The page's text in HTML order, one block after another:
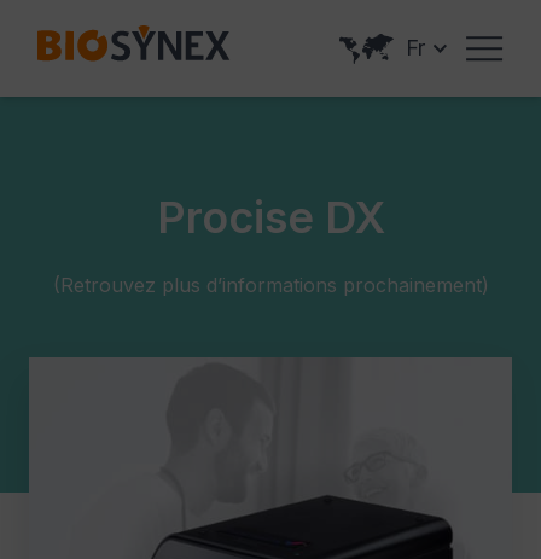
Fr
Procise DX
(Retrouvez plus d’informations prochainement)